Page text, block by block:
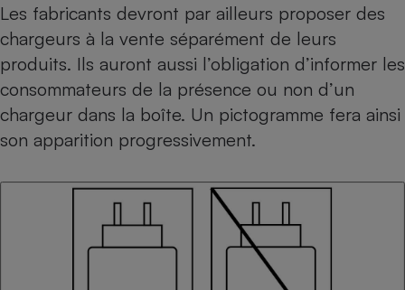
Les fabricants devront par ailleurs proposer des
chargeurs à la vente séparément de leurs
produits. Ils auront aussi l’obligation d’informer les
consommateurs de la présence ou non d’un
chargeur dans la boîte. Un pictogramme fera ainsi
son apparition progressivement.
Cafetière à expressos